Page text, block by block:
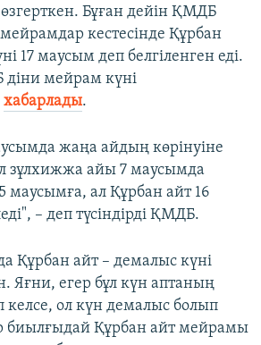
Бұған дейін ҚМДБ
кестесінде Құрбан
17 маусым деп белгіленген еді.
діни мейрам күні
хабарлады.
жаңа айдың көрінуіне
зұлхижжа айы 7 маусымда
маусымға, ал Құрбан айт 16
– деп түсіндірді ҚМДБ.
Құрбан айт – демалыс күні
Яғни, егер бұл күн аптаның
ол күн демалыс болып
биылғыдай Құрбан айт мейрамы